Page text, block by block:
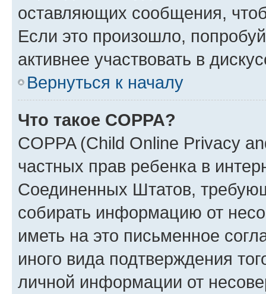
оставляющих сообщения,
Если это произошло,
активнее участвовать в
Вернуться к началу
Что такое COPPA?
COPPA (Child Online Privacy
частных прав ребенка в
Соединенных Штатов,
собирать информацию от
иметь на это письменное
иного вида подтверждения
личной информации от